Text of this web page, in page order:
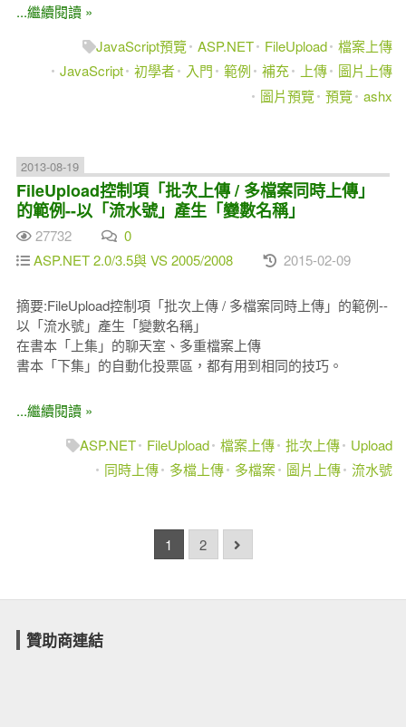
...繼續閱讀 »
JavaScript預覽 ASP.NET FileUpload 檔案上傳
JavaScript 初學者 入門 範例 補充 上傳
圖片上傳
圖片預覽 預覽 ashx
2013-08-19
FileUpload控制項「批次上傳 / 多檔案同時上傳」
的範例--以「流水號」產生「變數名稱」
27732
0
ASP.NET 2.0/3.5與 VS 2005/2008
2015-02-09
摘要:FileUpload控制項「批次上傳 / 多檔案同時上傳」的範例--
以「流水號」產生「變數名稱」
在書本「上集」的聊天室、多重檔案上傳
書本「下集」的自動化投票區，都有用到相同的技巧。
...繼續閱讀 »
ASP.NET
FileUpload 檔案上傳 批次上傳
Upload
同時上傳
多檔上傳 多檔案 圖片上傳 流水號
1 2
贊助商連結